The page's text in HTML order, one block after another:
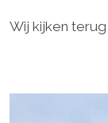
Wij kijken